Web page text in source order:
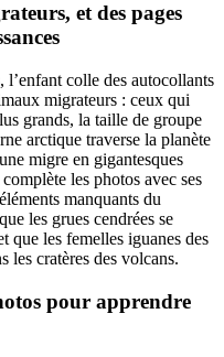
et des pages
, l’enfant colle des autocollants
migrateurs : ceux qui
grands, la taille de groupe
arctique traverse la planète
migre en gigantesques
complète les photos avec ses
manquants du
les grues cendrées se
que les femelles iguanes des
les cratères des volcans.
pour apprendre